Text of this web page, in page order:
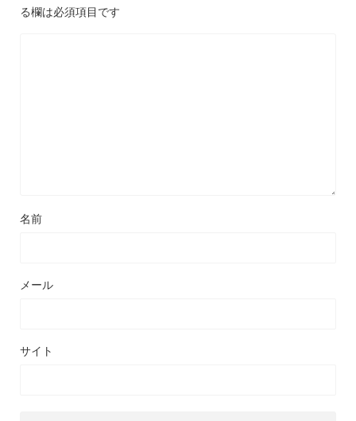
る欄は必須項目です
名前
メール
サイト